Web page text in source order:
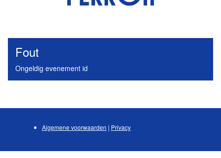
Fout
Ongeldig evenement id
Algemene voorwaarden | Privacy